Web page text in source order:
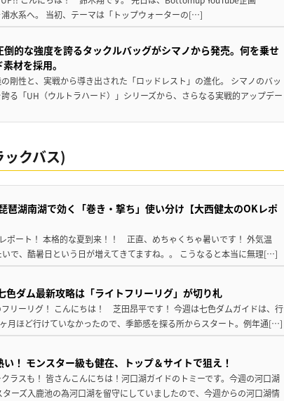
浦水系へ。 当初、テーマは「トップウォーターの[…]
倒的な強度を誇るタックルバッグがシマノから発売。何を乗せ
材を採用。
剛性と、実戦から導き出された「ロッドレスト」の進化。 シマノのバッ
る「UH（ウルトラハード）」シリーズから、さらなる実戦的アップデー
クバス)
湖南湖で効く「巻き・撃ち」使い分け【大西健太のOKレポ
ポート！ 本格的な夏到来！！ 正直、めちゃくちゃ暑いです！ 外気温
で、酷暑日という日が増えてきてますね。。 こうなると本当に無理[…]
色ダム最新攻略は「ライトフリーリグ」が切り札
リーリグ！ こんにちは！ 芝田昂平です！ 今週は七色ダムガイドは、行
月ほど行けていなかったので、季節感を探る所からスタート。例年通[…]
い！ モンスター級も健在、トップ＆サイトで狙え！
ラスも！ 皆さんこんにちは！河口湖ガイドのトミーです。今週の河口湖
ーズ入鹿池の為河口湖を留守にしていましたので、今週からの河口湖情